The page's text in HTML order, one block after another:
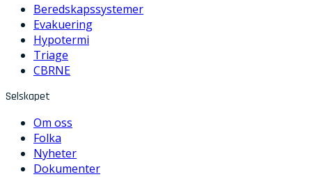
Beredskapssystemer
Evakuering
Hypotermi
Triage
CBRNE
Selskapet
Om oss
Folka
Nyheter
Dokumenter